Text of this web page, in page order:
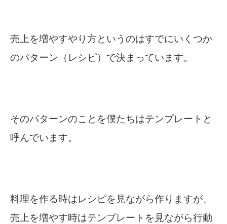
売上を増やすやり方というのはすでにいくつか
のパターン（レシピ）で決まっています。
そのパターンのことを僕たちはテンプレートと
呼んでいます。
料理を作る時はレシピを見ながら作りますが、
売上を増やす時はテンプレートを見ながら行動